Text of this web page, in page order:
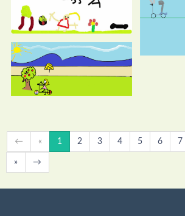
← « 1 2 3 4 5 6 7
» →